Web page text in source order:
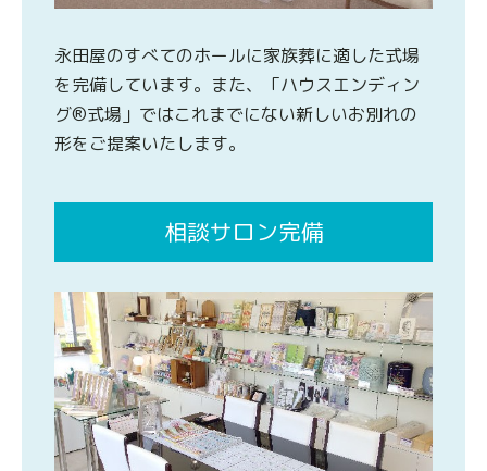
永田屋のすべてのホールに家族葬に適した式場
を完備しています。また、「ハウスエンディン
グ®式場」ではこれまでにない新しいお別れの
形をご提案いたします。
相談サロン完備